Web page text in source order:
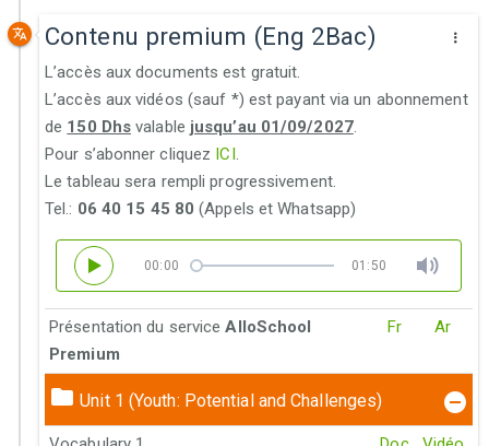
Contenu premium (Eng 2Bac)
L’accès aux documents est gratuit.
L’accès aux vidéos (sauf *) est payant via un abonnement
de 150 Dhs valable jusqu’au 01/09/2027.
Pour s’abonner cliquez ICI .
Le tableau sera rempli progressivement.
Tel.: 06 40 15 45 80 (Appels et Whatsapp)
00:00 01:50
Présentation du serviceAlloSchool
Premium
Fr Ar
Unit 1 (Youth: Potential and Challenges)